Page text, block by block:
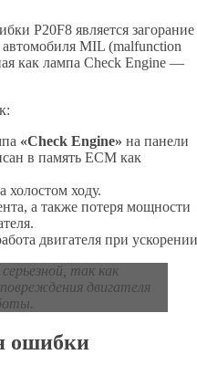
P20F8 является загорание
MIL (malfunction
как лампа Check Engine —
«Check Engine» на панели
в память ECM как
холостом ходу.
а также потеря мощности
двигателя при
так как
двигателя
ошибки